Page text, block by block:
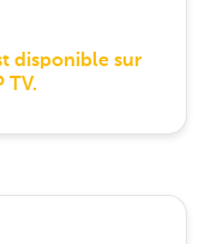
disponible sur
TV.